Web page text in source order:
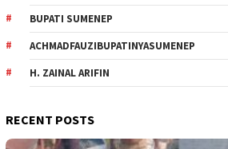
BUPATI SUMENEP
ACHMADFAUZIBUPATINYASUMENEP
H. ZAINAL ARIFIN
RECENT POSTS